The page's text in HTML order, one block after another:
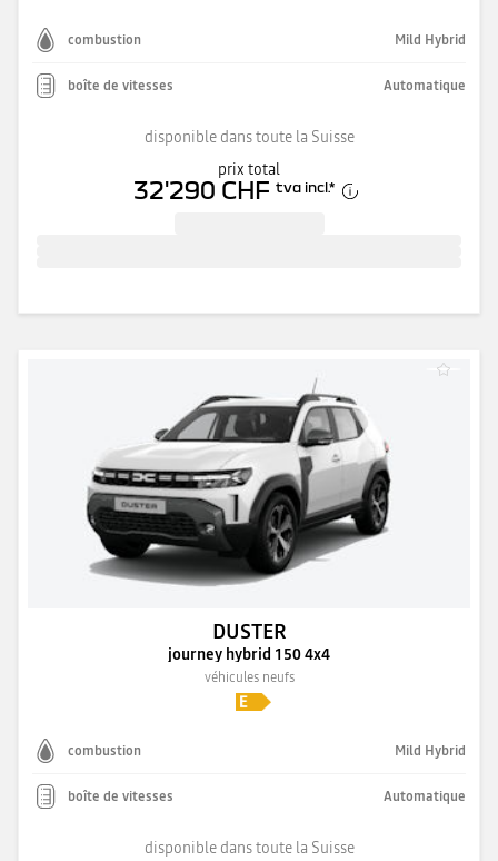
combustion Mild Hybrid
boîte de vitesses Automatique
disponible dans toute la Suisse
prix total
32'290 CHF tva incl.*
DUSTER
journey hybrid 150 4x4
véhicules neufs
combustion Mild Hybrid
boîte de vitesses Automatique
disponible dans toute la Suisse